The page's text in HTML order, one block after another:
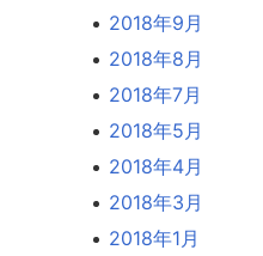
2018年9月
2018年8月
2018年7月
2018年5月
2018年4月
2018年3月
2018年1月